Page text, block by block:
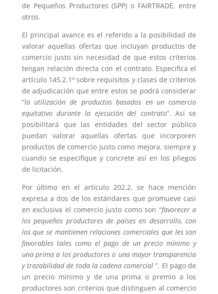
de Pequeños Productores (SPP) o FAIRTRADE, entre
otros.
El principal avance es el referido a la posibilidad de
valorar aquellas ofertas que incluyan productos de
comercio justo sin necesidad de que estos criterios
tengan relación directa con el contrato. Especifica el
artículo 145.2.1º sobre requisitos y clases de criterios
de adjudicación que entre estos se podrá considerar
“la utilización de productos basados en un comercio
equitativo durante la ejecución del contrato”. Así se
posibilitará que las entidades del sector público
puedan valorar aquellas ofertas que incorporen
productos de comercio justo como mejora, siempre y
cuando se especifique y concrete así en los pliegos
de licitación.
Por último en el artículo 202.2. se hace mención
expresa a dos de los estándares que promueve casi
en exclusiva el comercio justo como son “favorecer a
los pequeños productores de países en desarrollo, con
los que se mantienen relaciones comerciales que les son
favorables tales como el pago de un precio mínimo y
una prima a los productores o una mayor transparencia
y trazabilidad de toda la cadena comercial”. El pago de
un precio mínimo y de una prima o premio a los
productores son criterios que distinguen al comercio